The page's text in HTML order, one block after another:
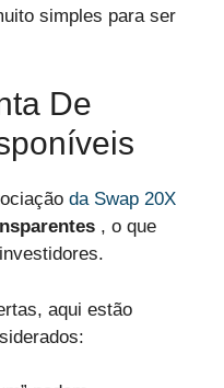
simples para ser
De
da Swap 20X
, o que
aqui estão